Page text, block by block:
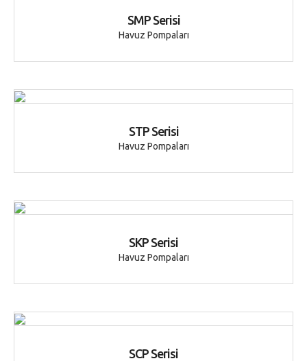
SMP Serisi
Havuz Pompaları
STP Serisi
Havuz Pompaları
SKP Serisi
Havuz Pompaları
SCP Serisi